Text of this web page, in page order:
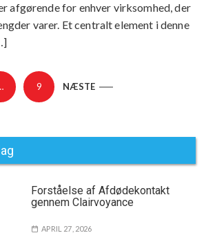
afgørende for enhver virksomhed, der
varer. Et centralt element i denne
9 NÆSTE
Forståelse af Afdødekontakt
gennem Clairvoyance
APRIL 27, 2026